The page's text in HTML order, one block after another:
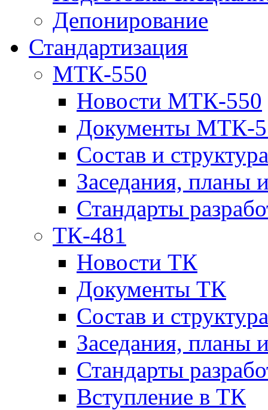
Депонирование
Стандартизация
МТК-550
Новости МТК-550
Документы МТК-
Состав и структура
Заседания, планы
Стандарты
ТК-481
Новости ТК
Документы ТК
Cостав и
Заседания, планы
Стандарты
Вступление в ТК